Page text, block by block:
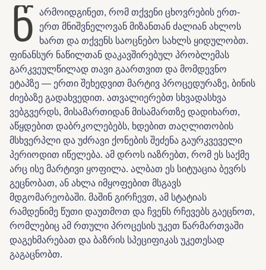
წ არმოიდგინეთ, რომ თქვენი ცხოვრების ერთ-
ერთ მნიშვნელოვან მიზანთან ძალიან ახლოს
ხართ და თქვენს საოცნებო სახლს ყიდულობთ.
ფინანსურ ნაწილთან დაკავშირებულ პრობლემას
გარკვეულწილად თავი გაართვით და მომდევნო
ეტაპზე — ერთი შეხედვით მარტივ პროცედურაზე, ბინის
ძიებაზე გადახვედით. ათვალიერებთ სხვადასხვა
ვებგვერდს, მისამართიდან მისამართზე დადიხართ,
აწყდებით დაბრკოლებებს, ხდებით თაღლითობის
მსხვერპლი და უძრავი ქონების შეძენა გაურკვეველი
პერიოდით იწელება. ამ დროს იაზრებთ, რომ ეს საქმე
არც ისე მარტივი ყოფილა. ალბათ ეს სიტუაცია ბევრს
გეცნობათ, ან ახლა იმყოფებით მსგავს
მდგომარეობაში. მაშინ გირჩევთ, ამ სტატიას
რამდენიმე წუთი დაუთმოთ და ჩვენს რჩევებს გაეცნოთ,
რომლებიც ამ რთული პროცესის უკეთ წარმართვაში
დაგეხმარებათ და ბაზრის სპეციფიკას უკეთესად
გაგაცნობთ.